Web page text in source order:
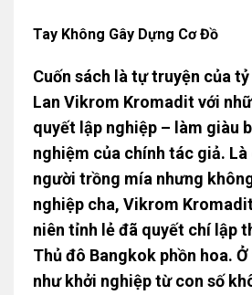
Tay Không Gây Dựng Cơ Đồ
Cuốn sách là tự truyện của
Lan Vikrom Kromadit với
quyết lập nghiệp – làm giàu
nghiệm của chính tác giả.
người trồng mía nhưng
nghiệp cha, Vikrom
niên tỉnh lẻ đã quyết chí lập
Thủ đô Bangkok phồn hoa.
như khởi nghiệp từ con số